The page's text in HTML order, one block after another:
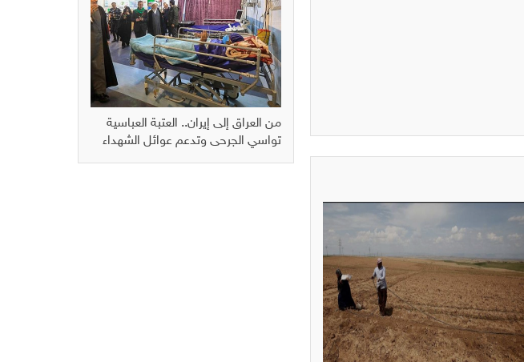
من العراق إلى إيران.. العتبة العباسية
تواسي الجرحى وتدعم عوائل الشهداء